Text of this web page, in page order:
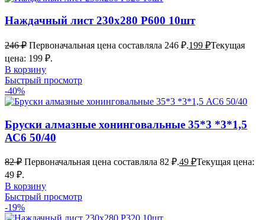
Наждачный лист 230х280 Р600 10шт
246₽ Первоначальная цена составляла 246 ₽.199 ₽Текущая
цена: 199 ₽.
В корзину
Быстрый просмотр
-40%
Бруски алмазные хонинговальные 35*3 *3*1,5
АС6 50/40
82₽ Первоначальная цена составляла 82 ₽.49 ₽Текущая цена:
49 ₽.
В корзину
Быстрый просмотр
-19%